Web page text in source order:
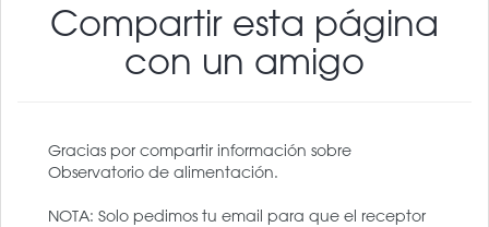
Compartir esta página
con un amigo
Gracias por compartir información sobre
Observatorio de alimentación.
NOTA: Solo pedimos tu email para que el receptor